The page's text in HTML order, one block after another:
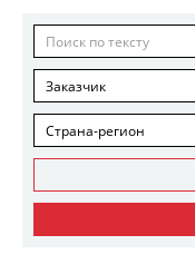
Заказчик
Страна-регион